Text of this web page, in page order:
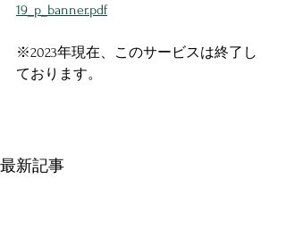
19_p_banner.pdf
※2023年現在、このサービスは終了し
ております。
最新記事